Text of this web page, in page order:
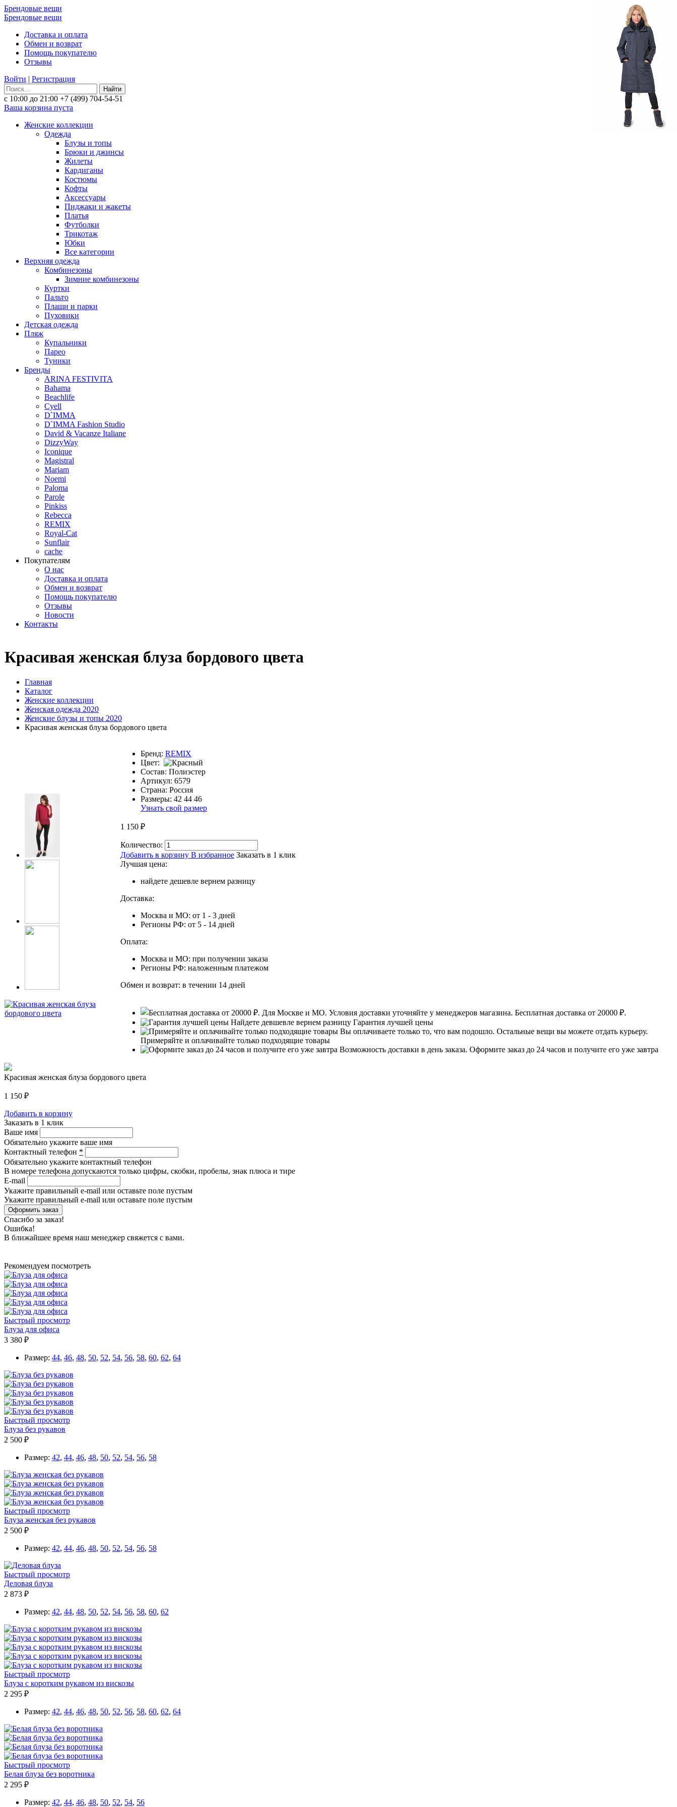
Брендовые вещи
Брендовые вещи
Доставка и оплата
Обмен и возврат
Помощь покупателю
Отзывы
Войти | Регистрация
Найти
с 10:00 до 21:00 +7 (499) 704-54-51
Ваша корзина пуста
Женские коллекции
Одежда
Блузы и топы
Брюки и джинсы
Жилеты
Кардиганы
Костюмы
Кофты
Аксессуары
Пиджаки и жакеты
Платья
Футболки
Трикотаж
Юбки
Все категории
Верхняя одежда
Комбинезоны
Зимние комбинезоны
Куртки
Пальто
Плащи и парки
Пуховики
Детская одежда
Пляж
Купальники
Парео
Туники
Бренды
ARINA FESTIVITA
Bahama
Beachlife
Cyell
D`IMMA
D`IMMA Fashion Studio
David & Vacanze Italiane
DizzyWay
Iconique
Magistral
Mariam
Noemi
Paloma
Parole
Pinkiss
Rebecca
REMIX
Royal-Cat
Sunflair
cache
Покупателям
О нас
Доставка и оплата
Обмен и возврат
Помощь покупателю
Отзывы
Новости
Контакты
Красивая женская блуза бордового цвета
Главная
Каталог
Женские коллекции
Женская одежда 2020
Женские блузы и топы 2020
Красивая женская блуза бордового цвета
Бренд: REMIX
Цвет:
Состав: Полиэстер
Артикул: 6579
Страна: Россия
Размеры: 42 44 46
Узнать свой размер
1 150 ₽
Количество:
Добавить в корзину В избранное Заказать в 1 клик
Лучшая цена:
найдете дешевле вернем разницу
Доставка:
Москва и МО: от 1 - 3 дней
Регионы РФ: от 5 - 14 дней
Оплата:
Москва и МО: при получении заказа
Регионы РФ: наложенным платежом
Обмен и возврат: в течении 14 дней
Для Москве и МО. Условия доставки уточняйте у менеджеров магазина. Бесплатная доставка от 20000 ₽.
Найдете девшевле вернем разницу Гарантия лучшей цены
Вы оплачиваете только то, что вам подошло. Остальные вещи вы можете отдать курьеру.
Примеряйте и оплачивайте только подходящие товары
Возможность доставки в день заказа. Оформите заказ до 24 часов и получите его уже завтра
Красивая женская блуза бордового цвета
1 150 ₽
Добавить в корзину
Заказать в 1 клик
Ваше имя
Обязательно укажите ваше имя
Контактный телефон *
Обязательно укажите контактный телефон
В номере телефона допускаются только цифры, скобки, пробелы, знак плюса и тире
E-mail
Укажите правильный e-mail или оставьте поле пустым
Укажите правильный e-mail или оставьте поле пустым
Спасибо за заказ!
Ошибка!
В ближайшее время наш менеджер свяжется с вами.
Рекомендуем посмотреть
Быстрый просмотр
Блуза для офиса
3 380 ₽
Размер: 44, 46, 48, 50, 52, 54, 56, 58, 60, 62, 64
Быстрый просмотр
Блуза без рукавов
2 500 ₽
Размер: 42, 44, 46, 48, 50, 52, 54, 56, 58
Быстрый просмотр
Блуза женская без рукавов
2 500 ₽
Размер: 42, 44, 46, 48, 50, 52, 54, 56, 58
Быстрый просмотр
Деловая блуза
2 873 ₽
Размер: 42, 44, 48, 50, 52, 54, 56, 58, 60, 62
Быстрый просмотр
Блуза с коротким рукавом из вискозы
2 295 ₽
Размер: 42, 44, 46, 48, 50, 52, 56, 58, 60, 62, 64
Быстрый просмотр
Белая блуза без воротника
2 295 ₽
Размер: 42, 44, 46, 48, 50, 52, 54, 56